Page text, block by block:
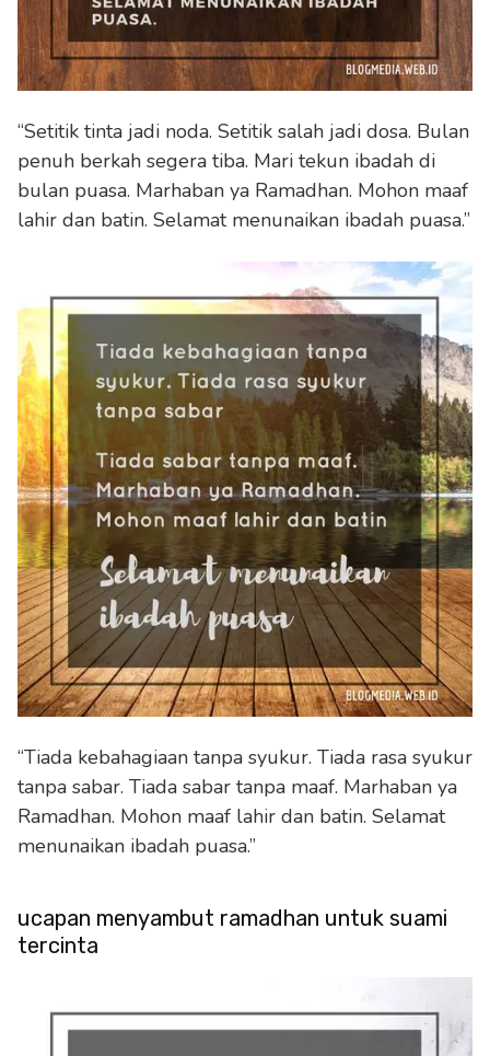
“Setitik tinta jadi noda. Setitik salah jadi dosa. Bulan
penuh berkah segera tiba. Mari tekun ibadah di
bulan puasa. Marhaban ya Ramadhan. Mohon maaf
lahir dan batin. Selamat menunaikan ibadah puasa.”
“Tiada kebahagiaan tanpa syukur. Tiada rasa syukur
tanpa sabar. Tiada sabar tanpa maaf. Marhaban ya
Ramadhan. Mohon maaf lahir dan batin. Selamat
menunaikan ibadah puasa.”
ucapan menyambut ramadhan untuk suami
tercinta